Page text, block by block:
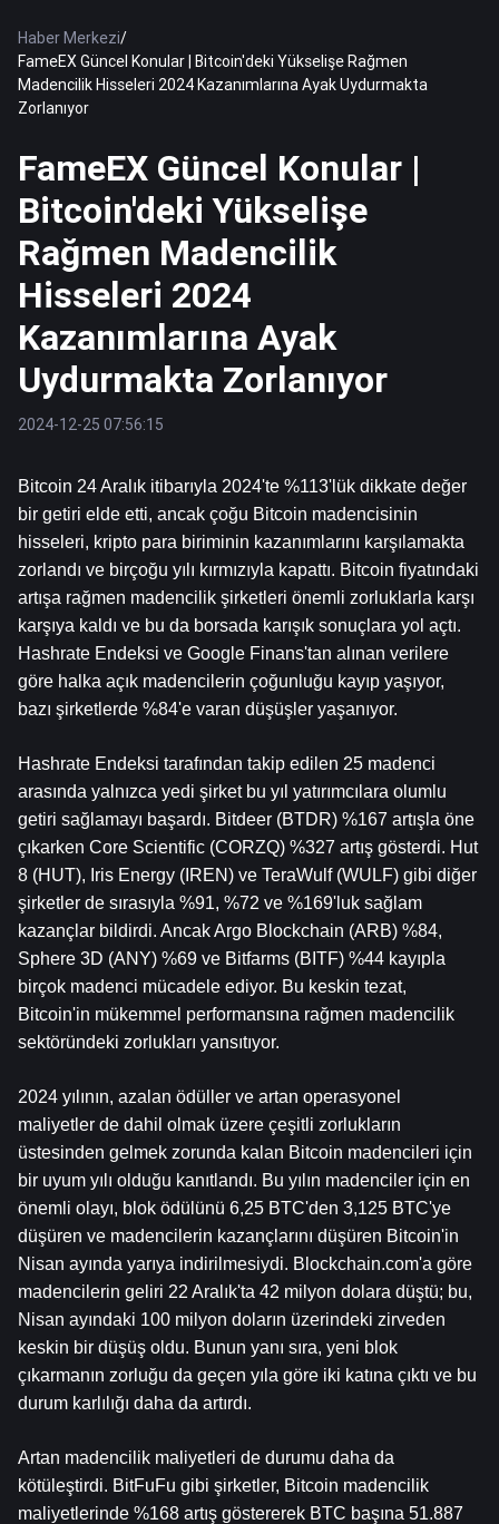
Haber Merkezi/
FameEX Güncel Konular | Bitcoin'deki Yükselişe Rağmen
Madencilik Hisseleri 2024 Kazanımlarına Ayak Uydurmakta
Zorlanıyor
FameEX Güncel Konular |
Bitcoin'deki Yükselişe
Rağmen Madencilik
Hisseleri 2024
Kazanımlarına Ayak
Uydurmakta Zorlanıyor
2024-12-25 07:56:15
Bitcoin 24 Aralık itibarıyla 2024'te %113'lük dikkate değer
bir getiri elde etti, ancak çoğu Bitcoin madencisinin
hisseleri, kripto para biriminin kazanımlarını karşılamakta
zorlandı ve birçoğu yılı kırmızıyla kapattı. Bitcoin fiyatındaki
artışa rağmen madencilik şirketleri önemli zorluklarla karşı
karşıya kaldı ve bu da borsada karışık sonuçlara yol açtı.
Hashrate Endeksi ve Google Finans'tan alınan verilere
göre halka açık madencilerin çoğunluğu kayıp yaşıyor,
bazı şirketlerde %84'e varan düşüşler yaşanıyor.
Hashrate Endeksi tarafından takip edilen 25 madenci
arasında yalnızca yedi şirket bu yıl yatırımcılara olumlu
getiri sağlamayı başardı. Bitdeer (BTDR) %167 artışla öne
çıkarken Core Scientific (CORZQ) %327 artış gösterdi. Hut
8 (HUT), Iris Energy (IREN) ve TeraWulf (WULF) gibi diğer
şirketler de sırasıyla %91, %72 ve %169'luk sağlam
kazançlar bildirdi. Ancak Argo Blockchain (ARB) %84,
Sphere 3D (ANY) %69 ve Bitfarms (BITF) %44 kayıpla
birçok madenci mücadele ediyor. Bu keskin tezat,
Bitcoin'in mükemmel performansına rağmen madencilik
sektöründeki zorlukları yansıtıyor.
2024 yılının, azalan ödüller ve artan operasyonel
maliyetler de dahil olmak üzere çeşitli zorlukların
üstesinden gelmek zorunda kalan Bitcoin madencileri için
bir uyum yılı olduğu kanıtlandı. Bu yılın madenciler için en
önemli olayı, blok ödülünü 6,25 BTC'den 3,125 BTC'ye
düşüren ve madencilerin kazançlarını düşüren Bitcoin'in
Nisan ayında yarıya indirilmesiydi. Blockchain.com'a göre
madencilerin geliri 22 Aralık'ta 42 milyon dolara düştü; bu,
Nisan ayındaki 100 milyon doların üzerindeki zirveden
keskin bir düşüş oldu. Bunun yanı sıra, yeni blok
çıkarmanın zorluğu da geçen yıla göre iki katına çıktı ve bu
durum karlılığı daha da artırdı.
Artan madencilik maliyetleri de durumu daha da
kötüleştirdi. BitFuFu gibi şirketler, Bitcoin madencilik
maliyetlerinde %168 artış göstererek BTC başına 51.887